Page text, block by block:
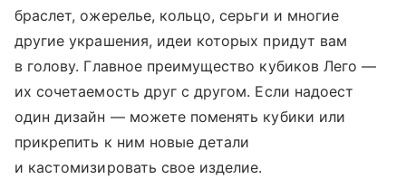
браслет, ожерелье, кольцо, серьги и многие
другие украшения, идеи которых придут вам
в голову. Главное преимущество кубиков Лего —
их сочетаемость друг с другом. Если надоест
один дизайн — можете поменять кубики или
прикрепить к ним новые детали
и кастомизировать свое изделие.